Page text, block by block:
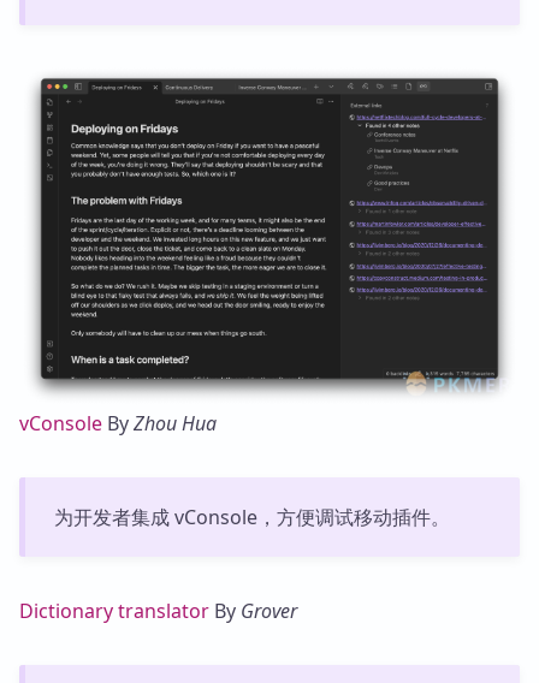
vConsole ByZhou Hua
为开发者集成 vConsole，方便调试移动插件。
Dictionary translator By Grover